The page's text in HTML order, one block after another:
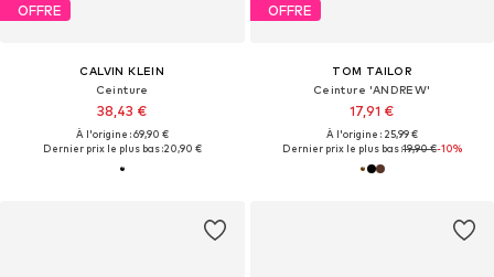
OFFRE
CALVIN KLEIN
Ceinture
38,43 €
À l'origine : 69,90 €
Dernier prix le plus bas :20,90 €
OFFRE
TOM TAILOR
Ceinture 'ANDREW'
17,91 €
À l'origine : 25,99 €
Dernier prix le plus bas :19,90 €-10%